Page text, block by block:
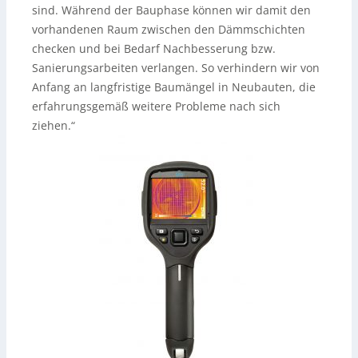
sind. Während der Bauphase können wir damit den
vorhandenen Raum zwischen den Dämmschichten
checken und bei Bedarf Nachbesserung bzw.
Sanierungsarbeiten verlangen. So verhindern wir von
Anfang an langfristige Baumängel in Neubauten, die
erfahrungsgemäß weitere Probleme nach sich
ziehen.“